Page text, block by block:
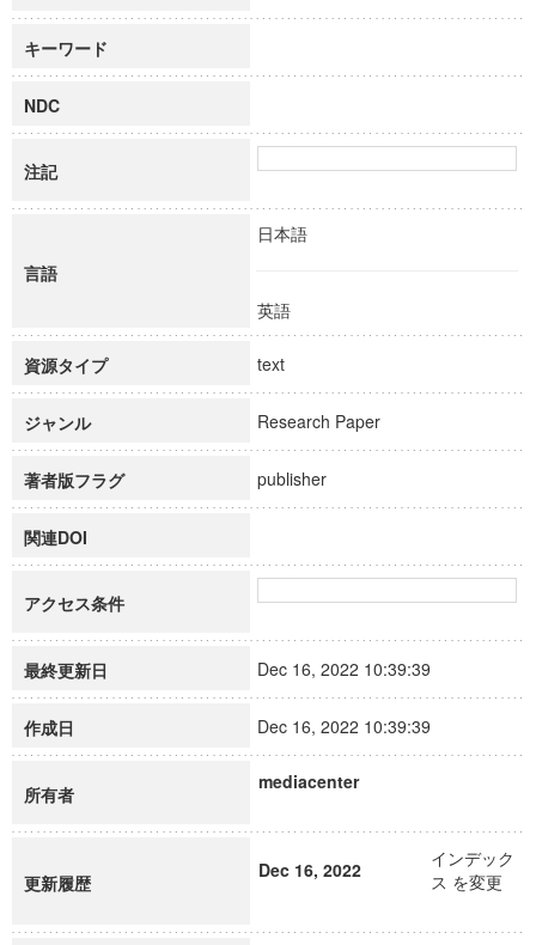
キーワード
NDC
注記
言語
日本語
英語
資源タイプ text
ジャンル Research Paper
著者版フラグ publisher
関連DOI
アクセス条件
最終更新日 Dec 16, 2022 10:39:39
作成日 Dec 16, 2022 10:39:39
所有者
mediacenter
更新履歴
Dec 16, 2022
インデック
ス を変更